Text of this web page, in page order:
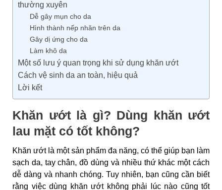
thường xuyên
Dễ gây mụn cho da
Hình thành nếp nhăn trên da
Gây dị ứng cho da
Làm khô da
Một số lưu ý quan trọng khi sử dụng khăn ướt
Cách vệ sinh da an toàn, hiệu quả
Lời kết
Khăn ướt là gì? Dùng khăn ướt
lau mặt có tốt không?
Khăn ướt là một sản phẩm đa năng, có thể giúp bạn làm
sạch da, tay chân, đồ dùng và nhiều thứ khác một cách
dễ dàng và nhanh chóng. Tuy nhiên, bạn cũng cần biết
rằng việc dùng khăn ướt không phải lúc nào cũng tốt